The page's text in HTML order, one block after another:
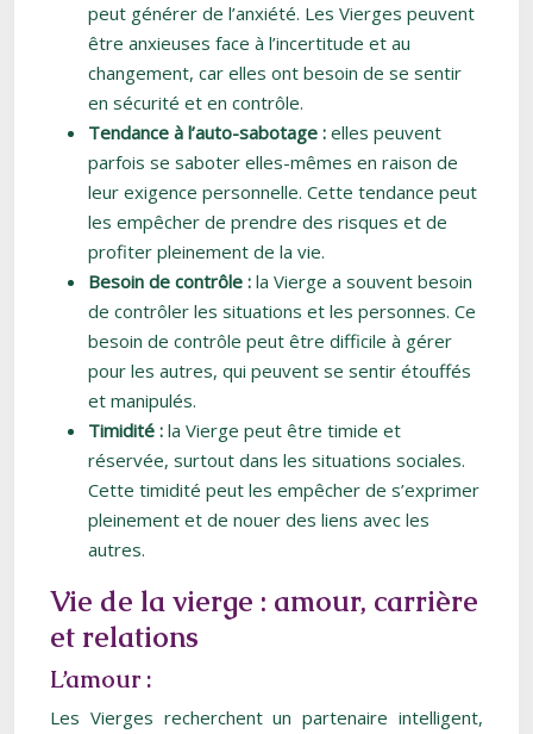
peut générer de l’anxiété. Les Vierges peuvent
être anxieuses face à l’incertitude et au
changement, car elles ont besoin de se sentir
en sécurité et en contrôle.
Tendance à l’auto-sabotage : elles peuvent
parfois se saboter elles-mêmes en raison de
leur exigence personnelle. Cette tendance peut
les empêcher de prendre des risques et de
profiter pleinement de la vie.
Besoin de contrôle : la Vierge a souvent besoin
de contrôler les situations et les personnes. Ce
besoin de contrôle peut être difficile à gérer
pour les autres, qui peuvent se sentir étouffés
et manipulés.
Timidité : la Vierge peut être timide et
réservée, surtout dans les situations sociales.
Cette timidité peut les empêcher de s’exprimer
pleinement et de nouer des liens avec les
autres.
Vie de la vierge : amour, carrière
et relations
L’amour :
Les Vierges recherchent un partenaire intelligent,